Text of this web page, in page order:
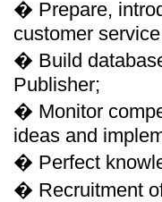
� Prepare,
customer
� Build
Publisher;
� Monitor
ideas and
� Perfect
� Recruitment